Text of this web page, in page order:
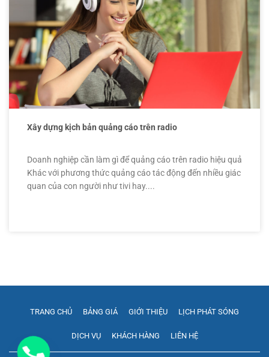
Xây dựng kịch bản quảng cáo trên radio
Doanh nghiệp cần làm gì để quảng cáo trên radio hiệu quả
Khác với phương thức quảng cáo tác động đến nhiều giác
quan của con người như tivi hay....
TRANG CHỦ BẢNG GIÁ GIỚI THIỆU LỊCH PHÁT SÓNG
DỊCH VỤ KHÁCH HÀNG LIÊN HỆ